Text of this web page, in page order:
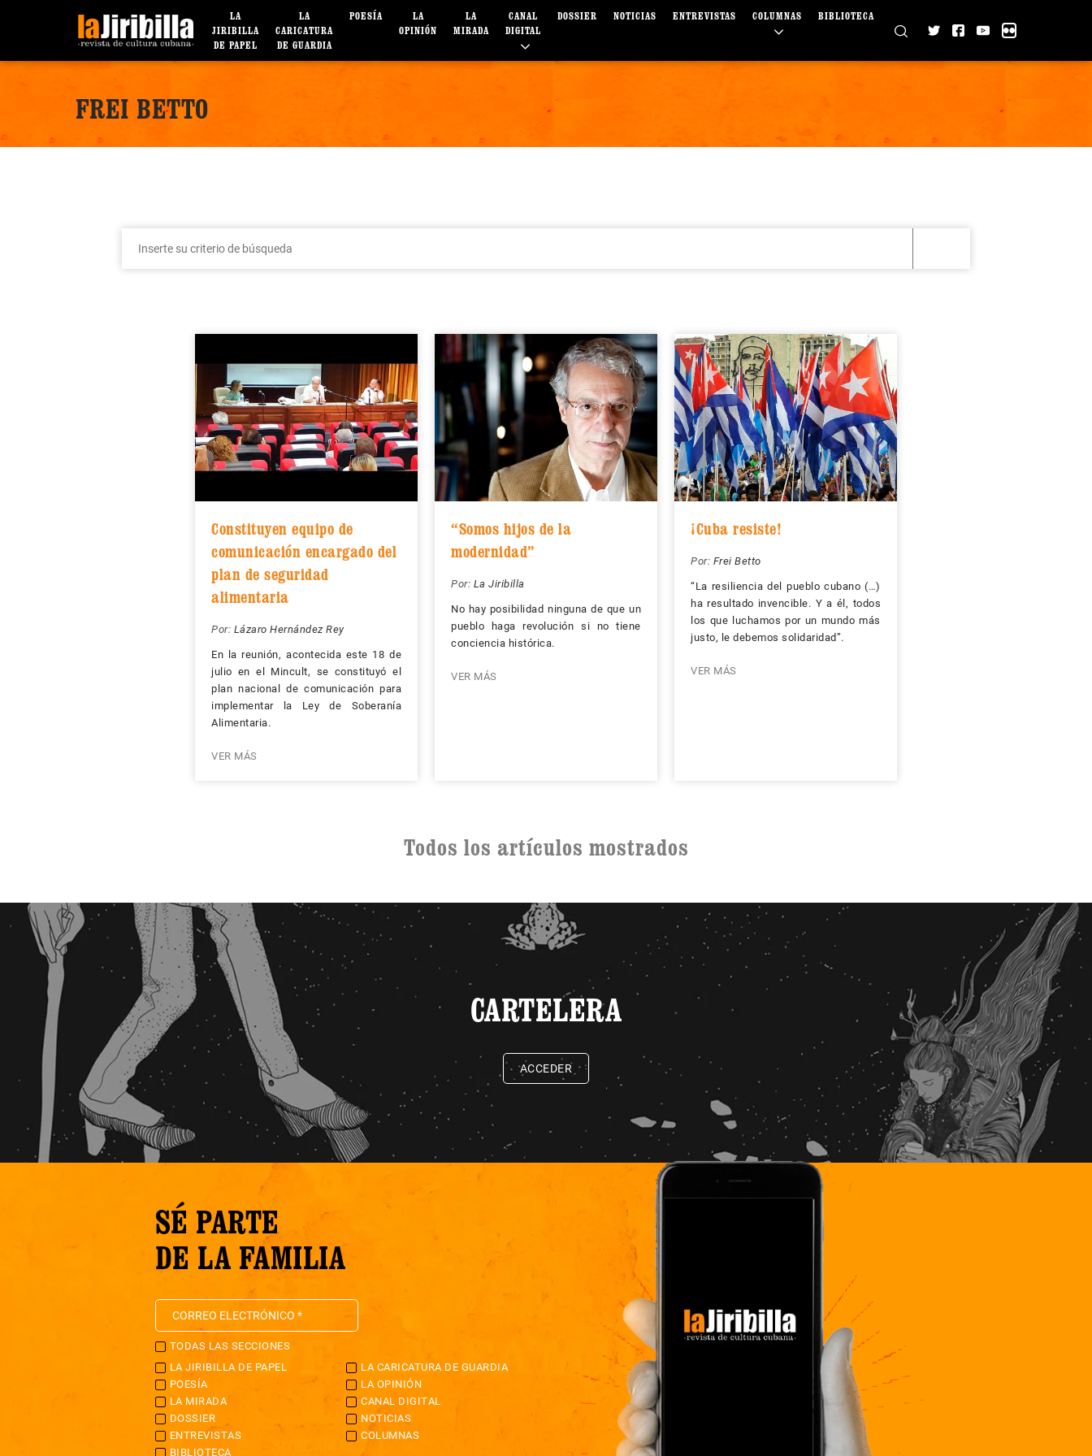
LA
JIRIBILLA
DE PAPEL
LA
CARICATURA
DE GUARDIA
POESÍA
LA
OPINIÓN
LA
MIRADA
CANAL
DIGITAL
DOSSIER NOTICIAS ENTREVISTAS COLUMNAS BIBLIOTECA
FREI BETTO
Constituyen equipo de
comunicación encargado del
plan de seguridad
alimentaria
Por: Lázaro Hernández Rey
En la reunión, acontecida este 18 de
julio en el Mincult, se constituyó el
plan nacional de comunicación para
implementar la Ley de Soberanía
Alimentaria.
VER MÁS
“Somos hijos de la
modernidad”
Por: La Jiribilla
No hay posibilidad ninguna de que un
pueblo haga revolución si no tiene
conciencia histórica.
VER MÁS
¡Cuba resiste!
Por: Frei Betto
“La resiliencia del pueblo cubano (…)
ha resultado invencible. Y a él, todos
los que luchamos por un mundo más
justo, le debemos solidaridad”.
VER MÁS
Todos los artículos mostrados
CARTELERA
ACCEDER
SÉ PARTE
DE LA FAMILIA
TODAS LAS SECCIONES
LA JIRIBILLA DE PAPEL
LA CARICATURA DE GUARDIA
POESÍA
LA OPINIÓN
LA MIRADA
CANAL DIGITAL
DOSSIER
NOTICIAS
ENTREVISTAS
COLUMNAS
BIBLIOTECA